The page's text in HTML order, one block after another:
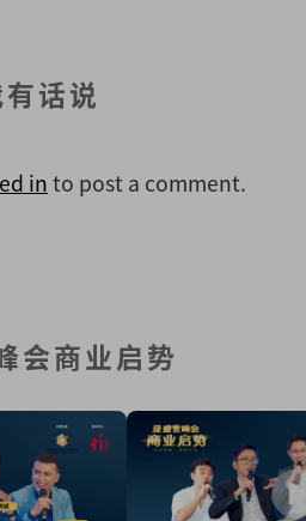
话说
into post a comment.
会商业启势